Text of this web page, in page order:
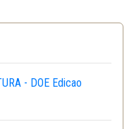
- DOE Edicao